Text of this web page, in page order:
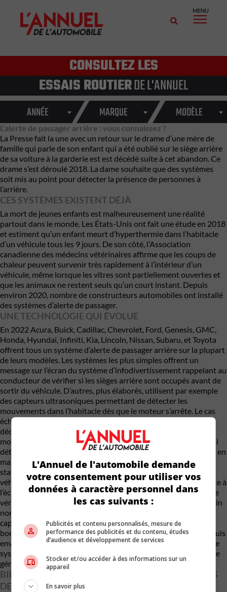
MENU
CONSULTEZ LES
ESSAIS ROUTIERDE L'ANNUEL
ANNÉE MARQUE MODÈLE
L’alerte de passager arrière : vous connaissez ?
La Presse fait la une avec un retour sur le drame d’une mère de
famille qui parle de son enfant qui a été oublié sur le siège arrière
de sa voiture à la garderie est est décédé suite à cet abandon. Ce
drame s’est déroulé 2018. La dame souhaite que des systèmes
soit mis au point pour détecter la présence de personnes à
l’arrière.
CES SYSTÈMES EXISTENT DÉJÀ
La mort de jeunes enfants est malheureusement une réalité
partout dans le monde. Les États-Unis ont fait une étude en 2018
et estiment qu’un enfant meurt d’hyperthermie dans l’habitacle
d’un véhicule tous les 9 jours. De son côté, l’Association
canadienne des médecins vétérinaires affirme que les coups de
chaleur peuvent survenir très rapidement à l’intérieur d’un
véhicule, même lorsque les vitres sont partiellement ouvertes et
que les animaux ne restent seuls qu’un court instant. Depuis
environ 2020, nombre de constructeurs automobiles ont installé
des systèmes d’alerte de passager.
UNE TECHNOLOGIE QUI ÉVOLUE
En 2022 Acura, Buick, Cadillac, Chevrolet, Ford, Genesis, GMC,
Honda, Hyundai, Infiniti, Kia, Lincoln, Nissan, Subaru, et Toyota
offrent tous un système d’alerte de passager arrière sur la plupart
de leurs modèles. Les systèmes les plus simples offrent un
message sur l’écran du système d’infodivertissement rappelant au
conducteur de vérifier si les sièges arrière sont occupés avant de
sortir du véhicule. D’autres, plus élaborés, utilisent par exemple
des capteurs ultrasoniques permettant de détecter les
mouvements dans l’habitacle dès que le moteur s’arrête. Le cas
échéant, l’avertisseur sonore ou le klaxon du véhicule peut se
déclencher et les phares peuvent se mettre à clignoter. Les
modèles plus récents utilisent implique l’ordinateur de bord qui
détecte d’abord l’ouverture d’une portière arrière avant la mise en
marche du moteur. Une fois le trajet effectué et le véhicule
stationné, si aucune portière ne s’est rouverte à l’arrière, le
véhicule émet une alerte sonore puis affiche un message d’alerte à
l’écran ou sur le tableau de bord pour signifier au conducteur de
vérifier la présence éventuelle de passagers à l’arrière. Un certain
nombre de véhicules comme Hyundai et Kia proposent des
capteurs ultrasoniques, le système détecte les mouvements à
bord du véhicule jusqu’à 24 heures après son stationnement, puis
envoie des alertes sur le téléphone cellulaire du propriétaire. Ce
système, encore peu répandu pour les années-modèles 2022, se
généralisera probablement dans les années à venir.
BIENTÔT ON POURRA DÉTECTER LES BATTEMENTS
DE COEUR ET MÊME LE FLUX SANGUIN
L'Annuel de l'automobile demande
votre consentement pour utiliser vos
données à caractère personnel dans
les cas suivants :
Publicités et contenu personnalisés, mesure de
performance des publicités et du contenu, études
d’audience et développement de services
Stocker et/ou accéder à des informations sur un
appareil
En savoir plus